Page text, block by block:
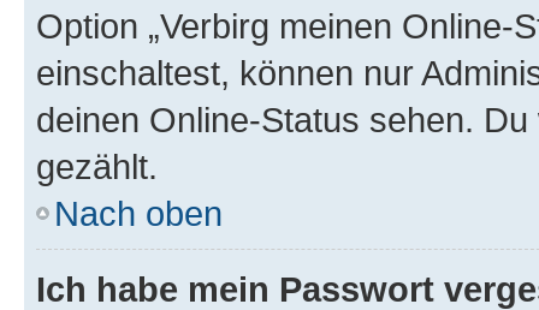
Option „Verbirg meinen Online-
einschaltest, können nur
deinen Online-Status sehen.
gezählt.
Nach oben
Ich habe mein Passwort